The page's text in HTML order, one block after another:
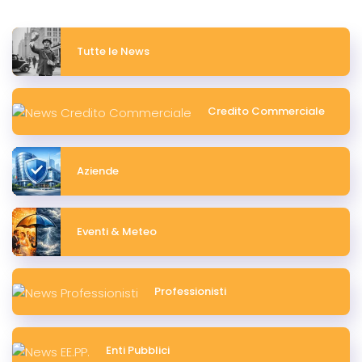
Tutte le News
Credito Commerciale
Aziende
Eventi & Meteo
Professionisti
Enti Pubblici